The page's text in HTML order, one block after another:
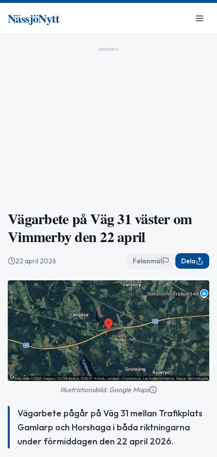
NässjöNytt
ANNONS
Vägarbete på Väg 31 väster om
Vimmerby den 22 april
22 april 2026 Felanmäl Dela
Illustrationsbild: Google Maps
Vägarbete pågår på Väg 31 mellan Trafikplats
Gamlarp och Horshaga i båda riktningarna
under förmiddagen den 22 april 2026.